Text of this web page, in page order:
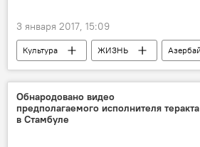
3 января 2017, 15:09
Культура ЖИЗНЬ
Новости
Масаллы
Ягуб
Мастер
Папахчи
Пошив
Обнародовано видео
предполагаемого исполнителя теракта
в Стамбуле